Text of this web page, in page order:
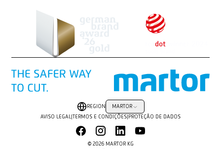
© 2026 MARTOR KG
REGION MARTOR
AVISO LEGAL TERMOS E CONDIÇÕES PROTEÇÃO DE DADOS